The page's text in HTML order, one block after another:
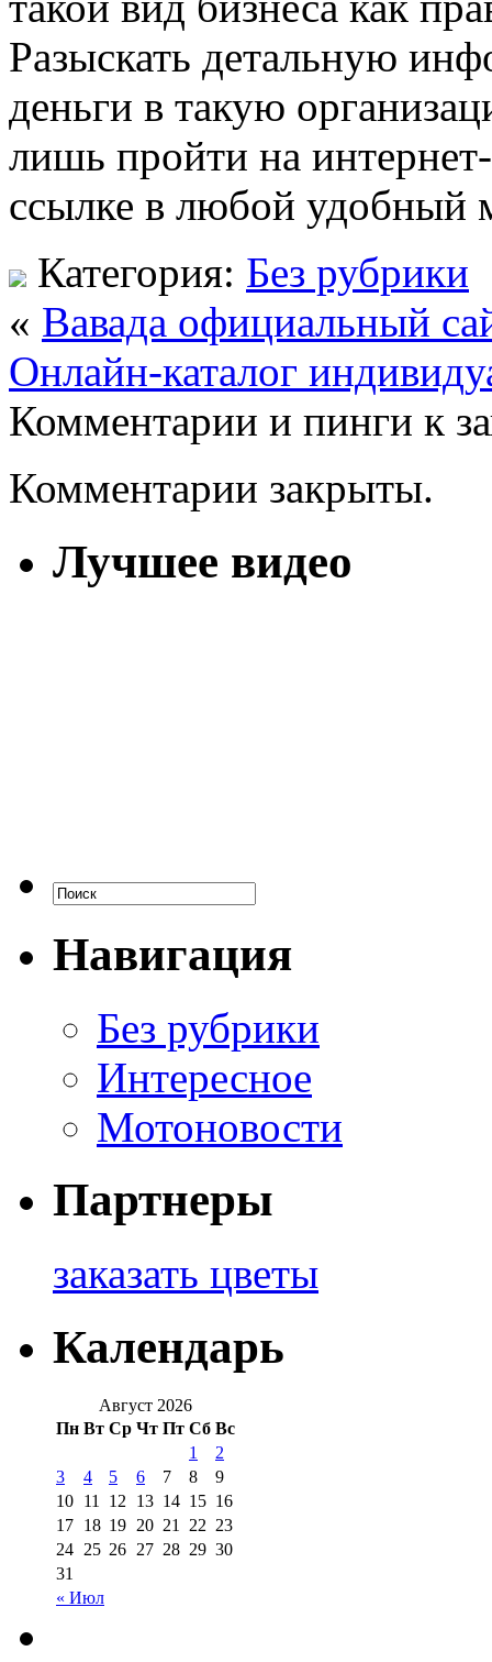
Разыскать детальную
деньги в такую
лишь пройти на
ссылке в любой удобный
Категория: Без рубрики
« Вавада официальный
Онлайн-каталог
Комментарии и пинги к
Комментарии закрыты.
Лучшее видео
Навигация
Без рубрики
Интересное
Мотоновости
Партнеры
заказать цветы
Календарь
Август 2026
Пн Вт Ср Чт Пт Сб Вс
« Июл
1
2
3
4 5 6 7 8
9
10 11 12 13 14 15 16
17 18 19 20 21 22 23
24 25 26 27 28 29 30
31